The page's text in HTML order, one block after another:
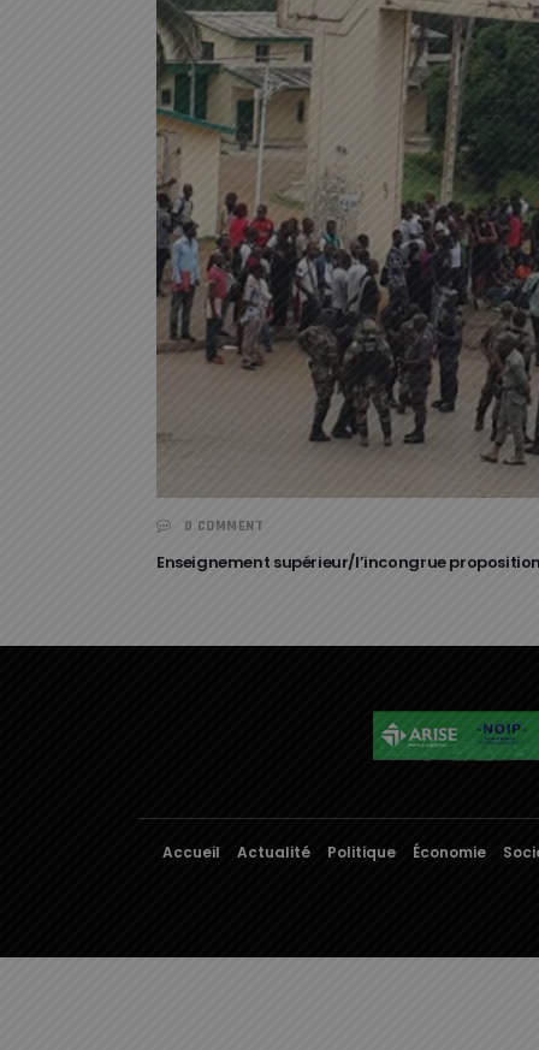
0 COMMENT
Enseignement supérieur/l’incongrue
Accueil Actualité Politique Économie